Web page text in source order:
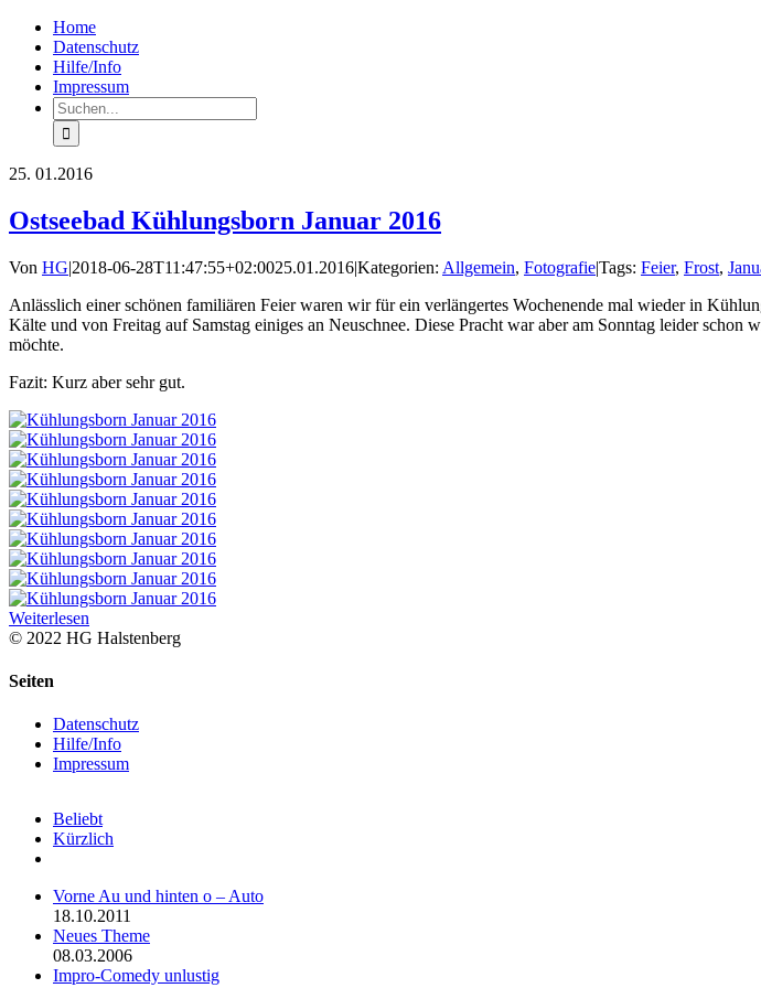
Zum
Inhalt
springen
FacebookHome
Datenschutz
Hilfe/Info
Impressum
Suche
nach:
25. 01.2016
Ostseebad Kühlungsborn Januar 2016
Von HG|2018-06-28T11:47:55+02:0025.01.2016|Kategorien: Allgemein, Fotografie|Tags: Feier, Frost,
Anlässlich einer schönen familiären Feier waren wir für ein verlängertes Wochenende mal wieder in
Kälte und von Freitag auf Samstag einiges an Neuschnee. Diese Pracht war aber am Sonntag leider
möchte.
Fazit: Kurz aber sehr gut.
Weiterlesen
© 2022 HG Halstenberg
Toggle
Area
Seiten
Datenschutz
Hilfe/Info
Impressum
Beliebt
Kürzlich
Vorne Au und hinten o – Auto
18.10.2011
Neues Theme
08.03.2006
Impro-Comedy unlustig